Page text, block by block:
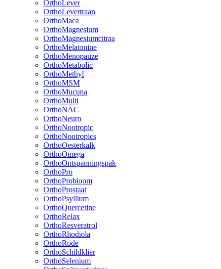
OrthoLever
OrthoLevertraan
OrthoMaca
OrthoMagnesium
OrthoMagnesiumcitraa
OrthoMelatonine
OrthoMenopauze
OrthoMetabolic
OrthoMethyl
OrthoMSM
OrthoMucuna
OrthoMulti
OrthoNAC
OrthoNeuro
OrthoNootropic
OrthoNootropics
OrthoOesterkalk
OrthoOmega
OrthoOntspanningspak
OrthoPro
OrthoProbioom
OrthoProstaat
OrthoPsyllium
OrthoQuercetine
OrthoRelax
OrthoResveratrol
OrthoRhodiola
OrthoRode
OrthoSchildklier
OrthoSelenium